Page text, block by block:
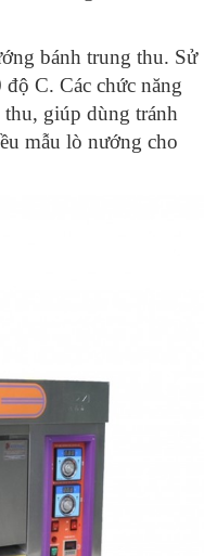
bánh trung thu. Sử
C. Các chức năng
giúp dùng tránh
mẫu lò nướng cho